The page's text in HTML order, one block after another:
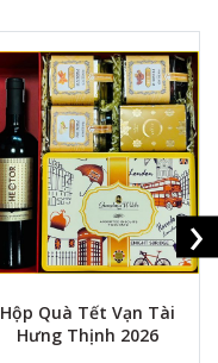
Hộp Quà Tết Vạn Tài
Hưng Thịnh 2026
›